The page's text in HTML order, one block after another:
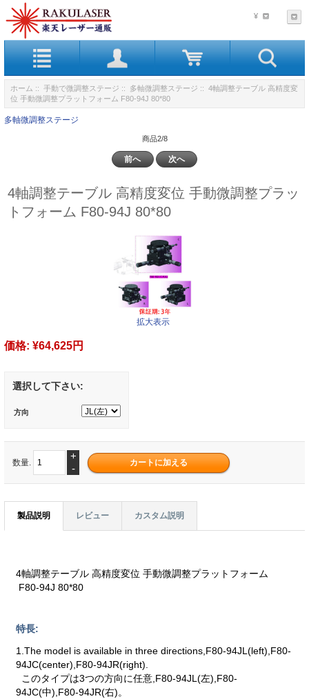
¥
ホーム :: 手動で微調整ステージ :: 多軸微調整ステージ :: 4軸調整テーブル 高精度変
位 手動微調整プラットフォーム F80-94J 80*80
多軸微調整ステージ
商品2/8
前へ 次へ
4軸調整テーブル 高精度変位 手動微調整プラッ
トフォーム F80-94J 80*80
拡大表示
価格: ¥64,625円
選択して下さい:
方向
数量.
+
-
製品説明 レビュー カスタム説明
4軸調整テーブル 高精度変位 手動微調整プラットフォーム
F80-94J 80*80
特長:
1.The model is available in three directions,F80-94JL(left),F80-
94JC(center),F80-94JR(right).
このタイプは3つの方向に任意,F80-94JL(左),F80-
94JC(中),F80-94JR(右)。